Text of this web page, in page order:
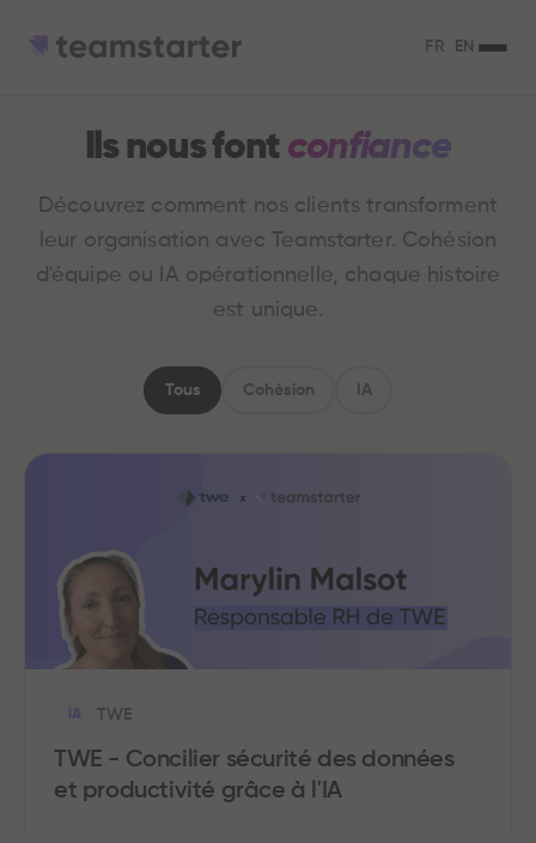
FR EN
Ils nous font confiance
Découvrez comment nos clients transforment
leur organisation avec Teamstarter. Cohésion
d'équipe ou IA opérationnelle, chaque histoire
est unique.
Tous Cohésion IA
IA TWE
TWE - Concilier sécurité des données
et productivité grâce à l'IA